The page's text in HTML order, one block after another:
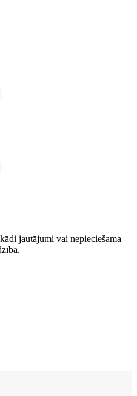
jautājumi vai nepieciešama